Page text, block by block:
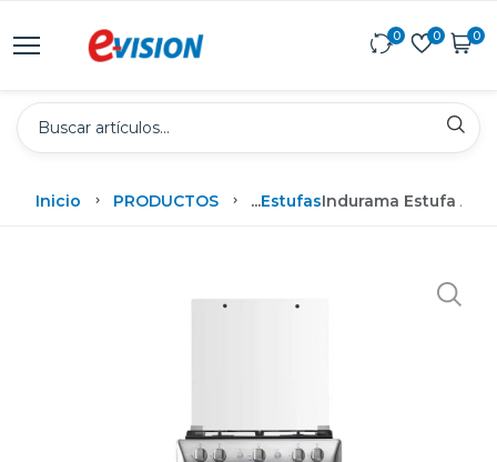
0 0 0
Inicio PRODUCTOS ...EstufasIndurama Estufa A